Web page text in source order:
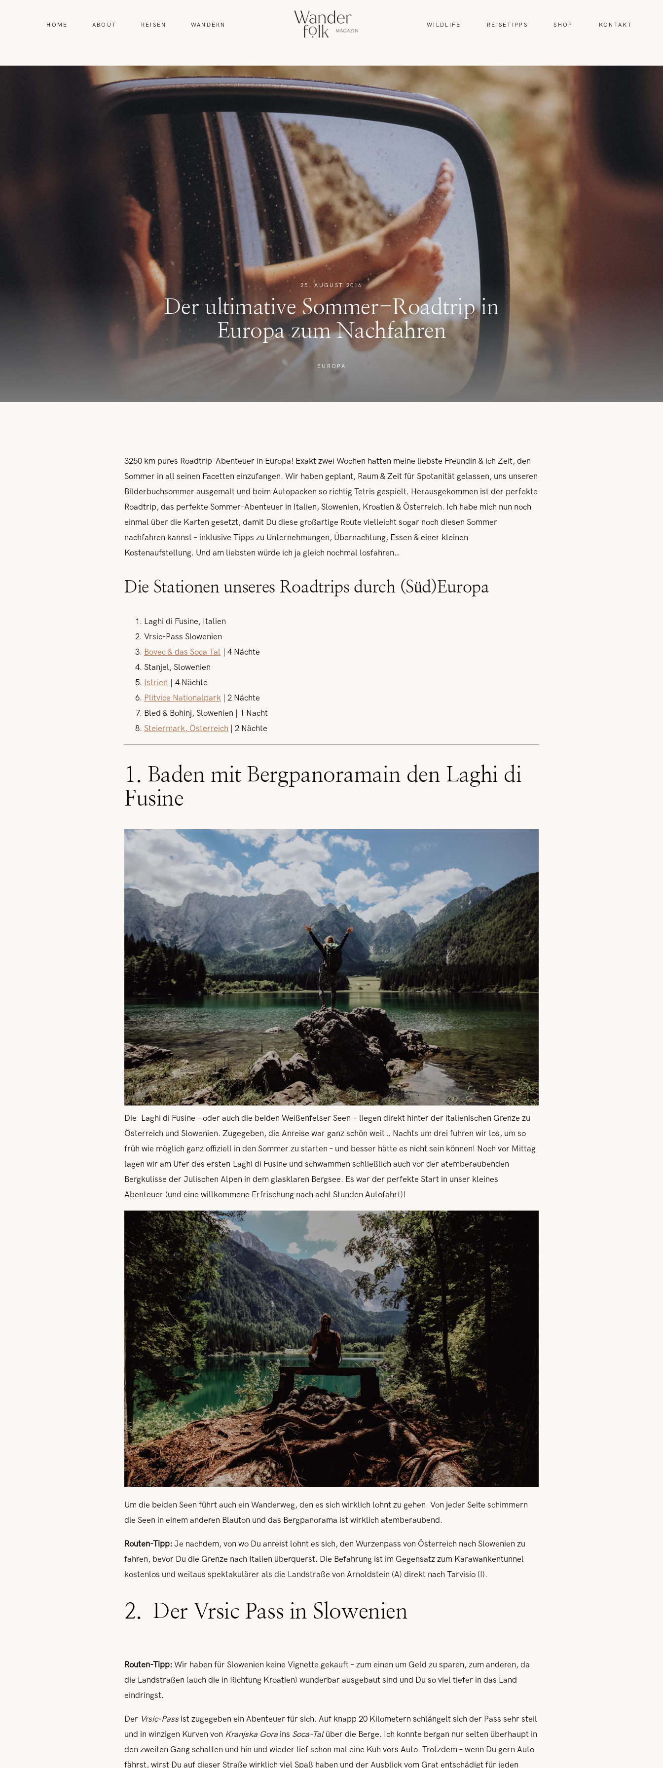
HOME ABOUT REISEN WANDERN WILDLIFE REISETIPPS SHOP KONTAKT
25. AUGUST 2016
Der ultimative Sommer-Roadtrip in
Europa zum Nachfahren
EUROPA
3250 km pures Roadtrip-Abenteuer in Europa! Exakt zwei Wochen hatten meine liebste Freundin & ich Zeit, den
Sommer in all seinen Facetten einzufangen. Wir haben geplant, Raum & Zeit für Spotanität gelassen, uns unseren
Bilderbuchsommer ausgemalt und beim Autopacken so richtig Tetris gespielt. Herausgekommen ist der perfekte
Roadtrip, das perfekte Sommer-Abenteuer in Italien, Slowenien, Kroatien & Österreich. Ich habe mich nun noch
einmal über die Karten gesetzt, damit Du diese großartige Route vielleicht sogar noch diesen Sommer
nachfahren kannst – inklusive Tipps zu Unternehmungen, Übernachtung, Essen & einer kleinen
Kostenaufstellung. Und am liebsten würde ich ja gleich nochmal losfahren…
Die Stationen unseres Roadtrips durch (Süd)Europa
Laghi di Fusine, Italien
Vrsic-Pass Slowenien
Bovec & das Soca Tal | 4 Nächte
Stanjel, Slowenien
Istrien | 4 Nächte
Plitvice Nationalpark | 2 Nächte
Bled & Bohinj, Slowenien | 1 Nacht
Steiermark, Österreich | 2 Nächte
1. Baden mit Bergpanoramain den Laghi di
Fusine
Die Laghi di Fusine – oder auch die beiden Weißenfelser Seen – liegen direkt hinter der italienischen Grenze zu
Österreich und Slowenien. Zugegeben, die Anreise war ganz schön weit… Nachts um drei fuhren wir los, um so
früh wie möglich ganz offiziell in den Sommer zu starten – und besser hätte es nicht sein können! Noch vor Mittag
lagen wir am Ufer des ersten Laghi di Fusine und schwammen schließlich auch vor der atemberaubenden
Bergkulisse der Julischen Alpen in dem glasklaren Bergsee. Es war der perfekte Start in unser kleines
Abenteuer (und eine willkommene Erfrischung nach acht Stunden Autofahrt)!
Um die beiden Seen führt auch ein Wanderweg, den es sich wirklich lohnt zu gehen. Von jeder Seite schimmern
die Seen in einem anderen Blauton und das Bergpanorama ist wirklich atemberaubend.
Routen-Tipp: Je nachdem, von wo Du anreist lohnt es sich, den Wurzenpass von Österreich nach Slowenien zu
fahren, bevor Du die Grenze nach Italien überquerst. Die Befahrung ist im Gegensatz zum Karawankentunnel
kostenlos und weitaus spektakulärer als die Landstraße von Arnoldstein (A) direkt nach Tarvisio (I).
2. Der Vrsic Pass in Slowenien
Routen-Tipp: Wir haben für Slowenien keine Vignette gekauft – zum einen um Geld zu sparen, zum anderen, da
die Landstraßen (auch die in Richtung Kroatien) wunderbar ausgebaut sind und Du so viel tiefer in das Land
eindringst.
Der Vrsic-Passist zugegeben ein Abenteuer für sich. Auf knapp 20 Kilometern schlängelt sich der Pass sehr steil
und in winzigen Kurven von Kranjska Gora ins Soca-Talüber die Berge. Ich konnte bergan nur selten überhaupt in
den zweiten Gang schalten und hin und wieder lief schon mal eine Kuh vors Auto. Trotzdem – wenn Du gern Auto
fährst, wirst Du auf dieser Straße wirklich viel Spaß haben und der Ausblick vom Grat entschädigt für jeden
ABOUT
REISEN
WANDERN
WILDLIFE
REISETIPPS
SHOP
KONTAKT